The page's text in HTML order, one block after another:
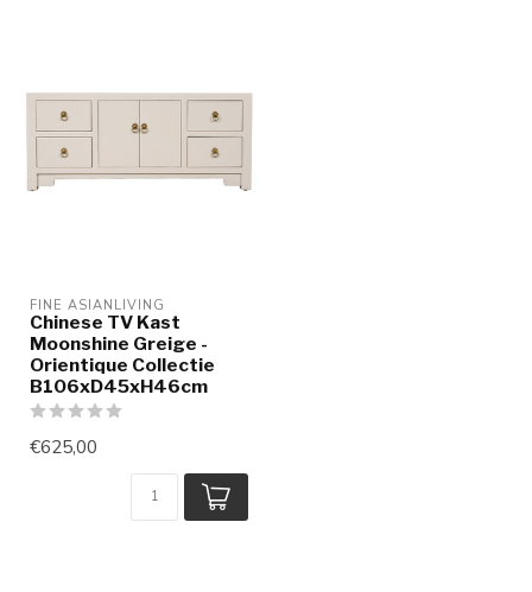
FINE ASIANLIVING
Chinese TV Kast
Moonshine Greige -
Orientique Collectie
B106xD45xH46cm
€625,00